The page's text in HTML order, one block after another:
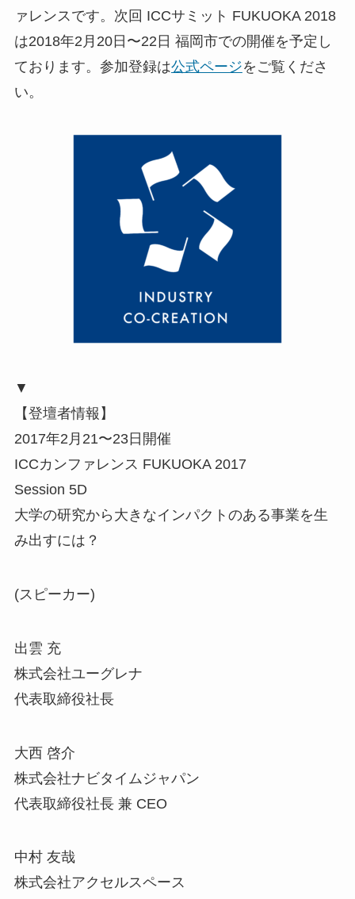
ァレンスです。次回 ICCサミット FUKUOKA 2018
は2018年2月20日〜22日 福岡市での開催を予定し
ております。参加登録は公式ページをご覧くださ
い。
▼
【登壇者情報】
2017年2月21〜23日開催
ICCカンファレンス FUKUOKA 2017
Session 5D
大学の研究から大きなインパクトのある事業を生
み出すには？
(スピーカー)
出雲 充
株式会社ユーグレナ
代表取締役社長
大西 啓介
株式会社ナビタイムジャパン
代表取締役社長 兼 CEO
中村 友哉
株式会社アクセルスペース